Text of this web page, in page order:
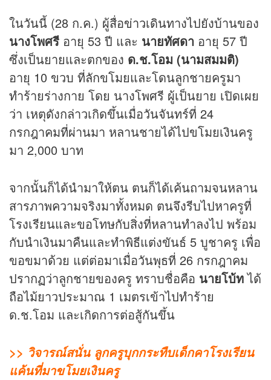
ในวันนี้ (28 ก.ค.) ผู้สื่อข่าวเดินทางไปยังบ้านของ
นางโพศรี อายุ 53 ปี และ นายทัศดา อายุ 57 ปี
ซึ่งเป็นยายและตกของ ด.ช.โอม (นามสมมติ)
อายุ 10 ขวบ ที่ลักขโมยและโดนลูกชายครูมา
ทำร้ายร่างกาย โดย นางโพศรี ผู้เป็นยาย เปิดเผย
ว่า เหตุดังกล่าวเกิดขึ้นเมื่อวันจันทร์ที่ 24
กรกฎาคมที่ผ่านมา หลานชายได้ไปขโมยเงินครู
มา 2,000 บาท
จากนั้นก็ได้นำมาให้ตน ตนก็ได้เค้นถามจนหลาน
สารภาพความจริงมาทั้งหมด ตนจึงรีบไปหาครูที่
โรงเรียนและขอโทษกับสิ่งที่หลานทำลงไป พร้อม
กับนำเงินมาคืนและทำพิธีแต่งขันธ์ 5 บูชาครู เพื่อ
ขอขมาด้วย แต่ต่อมาเมื่อวันพุธที่ 26 กรกฎาคม
ปรากฏว่าลูกชายของครู ทราบชื่อคือ นายโบ้ทได้
ถือไม้ยาวประมาณ 1 เมตรเข้าไปทำร้าย
ด.ช.โอม และเกิดการต่อสู้กันขึ้น
>> วิจารณ์สนั่น ลูกครูบุกกระทืบเด็กคาโรงเรียน
แค้นที่มาขโมยเงินครู